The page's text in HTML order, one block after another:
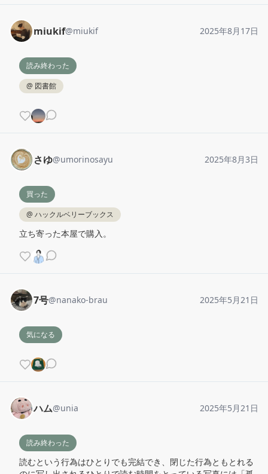
miukif@miukif 2025年8月17日
読み終わった
@ 図書館
さゆ@umorinosayu 2025年8月3日
買った
@ ハックルベリーブックス
立ち寄った本屋で購入。
7号@nanako-brau 2025年5月21日
気になる
ハム@unia 2025年5月21日
読み終わった
読むという行為はひとりでも完結でき、閉じた行為ともとれる